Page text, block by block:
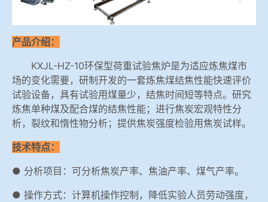
产品介绍：
KXJL-HZ-10环保型荷重试验焦炉是为适应炼焦煤市
场的变化需要，研制开发的一套炼焦煤结焦性能快速评价
试验设备，具有试验用煤量少，结焦时间短等特点。研究
炼焦单种煤及配合煤的结焦性能；进行焦炭宏观特性分
析，裂纹和惰性物分析；提供焦炭强度检验用焦炭试样。
技术特点：
● 分析项目：可分析焦炭产率、焦油产率、煤气产率。
● 操作方式：计算机操作控制，降低实验人员劳动强度，